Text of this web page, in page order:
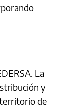
La
y
de